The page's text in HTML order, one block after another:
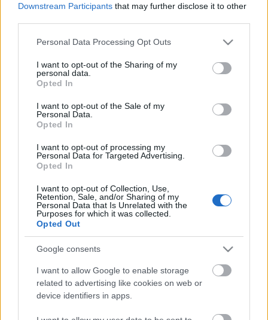
Downstream Participants that may further disclose it to other
Please note that this website/app uses one or more Google
not limited to your visit or usage behaviour. You may click to
grant or deny consent to Google and its third-party tags to
use your data for below specified purposes in below Google
consent section.
Personal Data Processing Opt Outs
I want to opt-out of the Sharing of my
personal data.
Opted In
I want to opt-out of the Sale of my
Personal Data.
Opted In
I want to opt-out of processing my
Personal Data for Targeted Advertising.
Opted In
I want to opt-out of Collection, Use,
Retention, Sale, and/or Sharing of my
Personal Data that Is Unrelated with the
Purposes for which it was collected.
Opted Out
Google consents
I want to allow Google to enable storage
related to advertising like cookies on web or
device identifiers in apps.
Odometria egérrel
richard_szabo• 2010. október 20.
Persze itt most nem valódi egérről lesz szó, amely
elég megbízhatóan navigál, hanem számítógépes
optikai vagy golyós egérről. Az egér elmozdulásának
eléggé pontos iránya és nagysága a vízszintes felület
képének változásából (optikai), illetve a golyó
elmozdulásából…